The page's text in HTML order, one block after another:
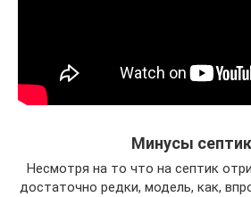
Минусы
Несмотря на то что на септик
достаточно редки, модель, как,